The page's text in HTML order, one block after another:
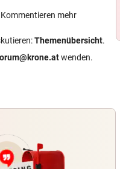
mehr
Themenübersicht.
wenden.